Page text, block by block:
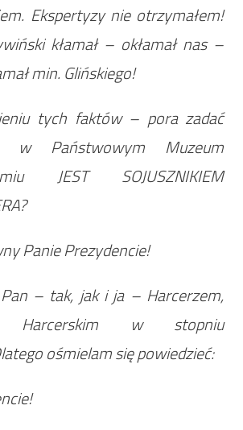
Ekspertyzy nie otrzymałem!
kłamał – okłamał nas –
min. Glińskiego!
tych faktów – pora zadać
w Państwowym Muzeum
JEST SOJUSZNIKIEM
Panie Prezydencie!
– tak, jak i ja – Harcerzem,
Harcerskim w stopniu
ośmielam się powiedzieć: